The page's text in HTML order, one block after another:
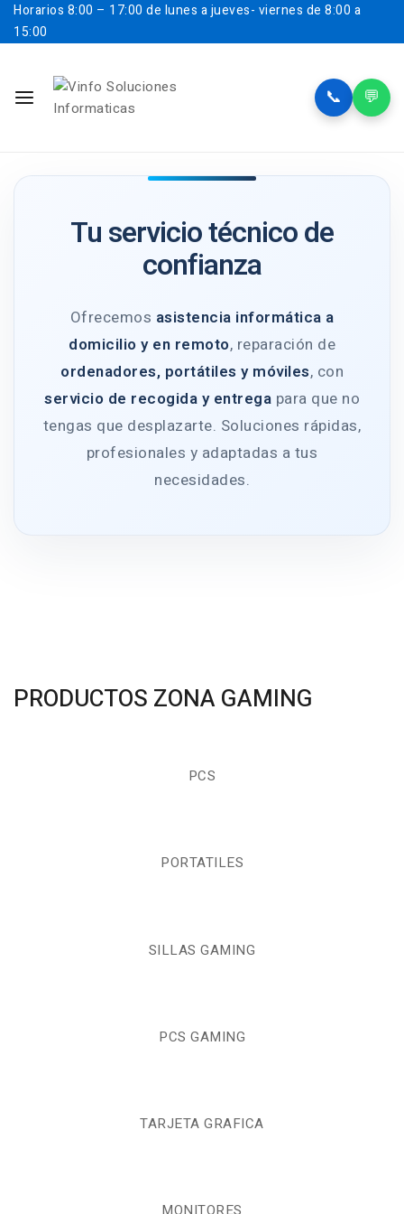
Horarios 8:00 – 17:00 de lunes a jueves- viernes de 8:00 a
15:00
📞 💬
Tu servicio técnico de
confianza
Ofrecemos asistencia informática a
domicilio y en remoto, reparación de
ordenadores, portátiles y móviles, con
servicio de recogida y entrega para que no
tengas que desplazarte. Soluciones rápidas,
profesionales y adaptadas a tus
necesidades.
PRODUCTOS ZONA GAMING
PCS
PORTATILES
SILLAS GAMING
PCS GAMING
TARJETA GRAFICA